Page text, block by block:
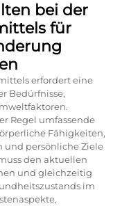
bei der
für
erfordert eine
Bedürfnisse,
Regel umfassende
Fähigkeiten,
und persönliche Ziele
den aktuellen
und gleichzeitig
im